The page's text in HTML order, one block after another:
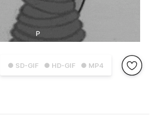
● SD-GIF ● HD-GIF ● MP4